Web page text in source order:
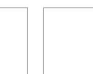
Squard